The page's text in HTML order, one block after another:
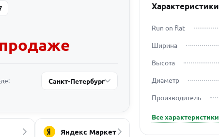
Санкт-Петербург
Яндекс Маркет
Характеристики
Run on flat
Ширина
Высота
Диаметр
Производитель
Все характеристики